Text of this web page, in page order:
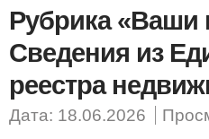
Рубрика
Сведения из
реестра
Дата: 18.06.2026